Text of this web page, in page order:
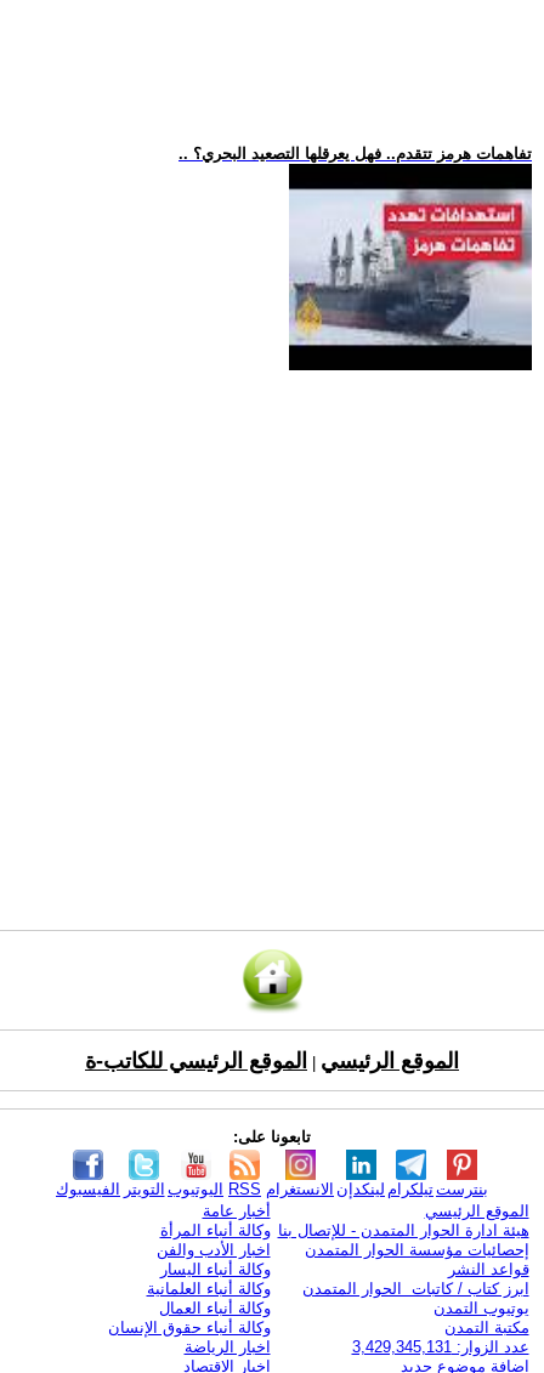
.. تفاهمات هرمز تتقدم.. فهل يعرقلها التصعيد البحري؟
الموقع الرئيسي الموقع الرئيسي للكاتب-ة
تابعونا على:
الفيسبوك التويتر اليوتيوب RSS الانستغرام لينكدإن تيلكرامبنترست
الموقع الرئيسي
هيئة ادارة الحوار المتمدن - للإتصال بنا
إحصائيات مؤسسة الحوار المتمدن
قواعد النشر
ابرز كتاب / كاتبات الحوار المتمدن
يوتيوب التمدن
مكتبة التمدن
عدد الزوار: 3,429,345,131
اضافة موضوع جديد
أخبار عامة
وكالة أنباء المرأة
اخبار الأدب والفن
وكالة أنباء اليسار
وكالة أنباء العلمانية
وكالة أنباء العمال
وكالة أنباء حقوق الإنسان
اخبار الرياضة
اخبار الاقتصاد